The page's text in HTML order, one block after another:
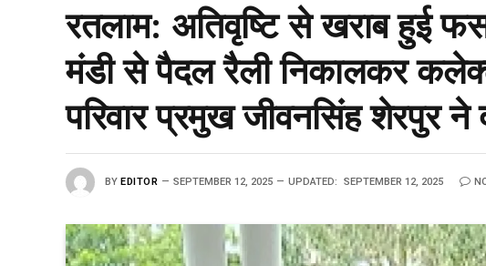
रतलाम: अतिवृष्टि से खराब हुई
मंडी से पैदल रैली निकालकर
परिवार प्रमुख जीवनसिंह शेरपुर
BY EDITOR SEPTEMBER 12, 2025 UPDATED: SEPTEMBER 12, 2025